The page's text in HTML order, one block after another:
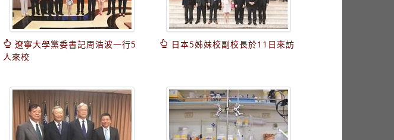
遼寧大學黨委書記周浩波一行5
人來校
日本5姊妹校副校長於11日來訪